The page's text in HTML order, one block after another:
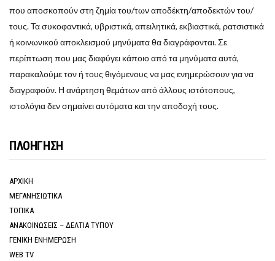
που αποσκοπούν στη ζημία του/των αποδέκτη/αποδεκτών του/
τους. Τα συκοφαντικά, υβριστικά, απειλητικά, εκβιαστικά, ρατσιστικά
ή κοινωνικού αποκλεισμού μηνύματα θα διαγράφονται. Σε
περίπτωση που μας διαφύγει κάποιο από τα μηνύματα αυτά,
παρακαλούμε τον ή τους θιγόμενους να μας ενημερώσουν για να
διαγραφούν. Η ανάρτηση θεμάτων από άλλους ιστότοπους,
ιστολόγια δεν σημαίνει αυτόματα και την αποδοχή τους.
ΠΛΟΗΓΗΣΗ
ΑΡΧΙΚΗ
ΜΕΓΑΝΗΣΙΩΤΙΚΑ
ΤΟΠΙΚΑ
ΑΝΑΚΟΙΝΩΣΕΙΣ – ΔΕΛΤΙΑ ΤΥΠΟΥ
ΓΕΝΙΚΗ ΕΝΗΜΕΡΩΣΗ
WEB TV